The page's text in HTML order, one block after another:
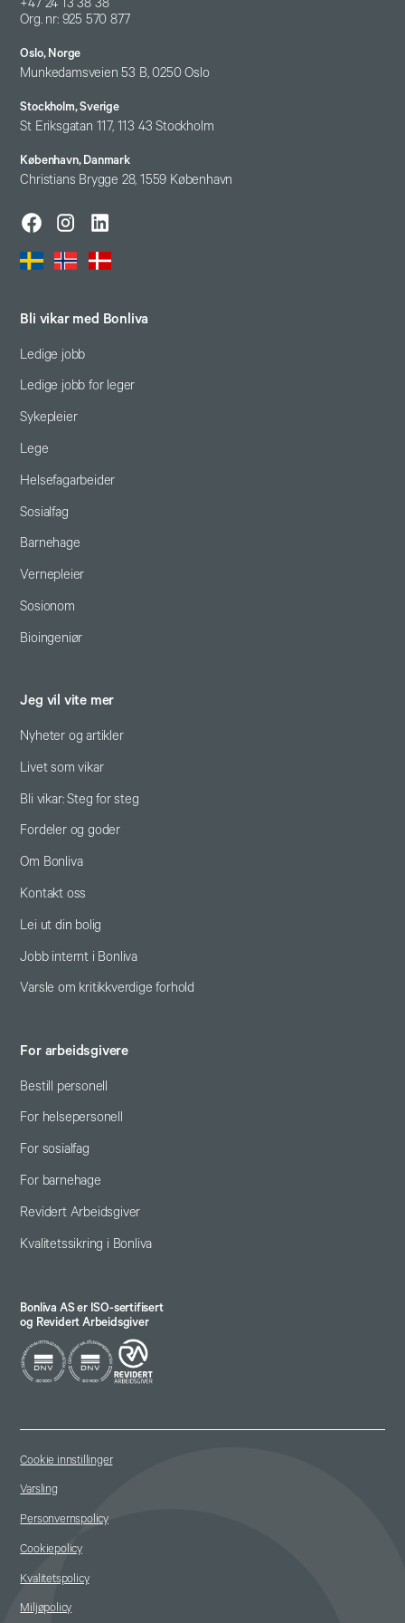
Org. nr: 925 570 877
Oslo, Norge
Munkedamsveien 53 B, 0250 Oslo
Stockholm, Sverige
St Eriksgatan 117, 113 43 Stockholm
København, Danmark
Christians Brygge 28, 1559 København
Bli vikar med Bonliva
Ledige jobb
Ledige jobb for leger
Sykepleier
Lege
Helsefagarbeider
Sosialfag
Barnehage
Vernepleier
Sosionom
Bioingeniør
Jeg vil vite mer
Nyheter og artikler
Livet som vikar
Bli vikar: Steg for steg
Fordeler og goder
Om Bonliva
Kontakt oss
Lei ut din bolig
Jobb internt i Bonliva
Varsle om kritikkverdige forhold
For arbeidsgivere
Bestill personell
For helsepersonell
For sosialfag
For barnehage
Revidert Arbeidsgiver
Kvalitetssikring i Bonliva
Bonliva AS er ISO-sertifisert
og Revidert Arbeidsgiver
Cookie innstillinger
Varsling
Personvernspolicy
Cookiepolicy
Kvalitetspolicy
Miljøpolicy